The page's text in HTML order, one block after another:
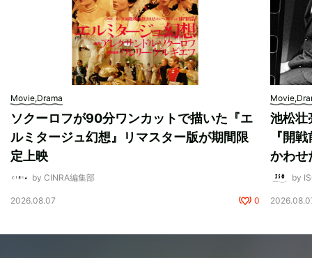
Movie,Drama
ソクーロフが90分ワンカットで描いた『エ
ルミタージュ幻想』リマスター版が期間限
定上映
by CINRA編集部
2026.08.07 0
池松壮
『開
かわせ
by